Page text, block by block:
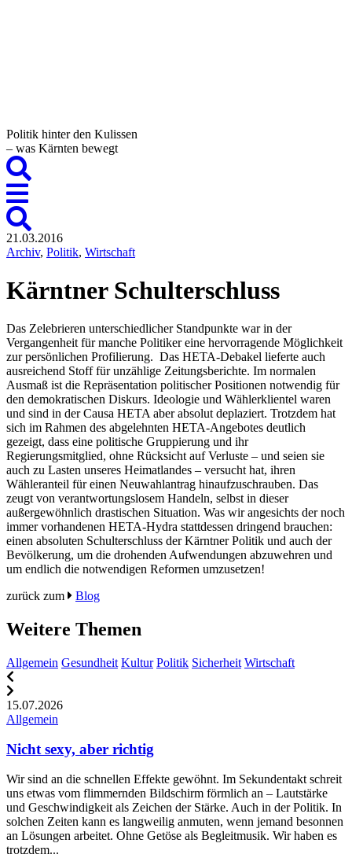
Politik hinter den Kulissen
– was Kärnten bewegt
21.03.2016
Archiv, Politik, Wirtschaft
Kärntner Schulterschluss
Das Zelebrieren unterschiedlicher Standpunkte war in der
Vergangenheit für manche Politiker eine hervorragende Möglichkeit
zur persönlichen Profilierung. Das HETA-Debakel lieferte auch
ausreichend Stoff für unzählige Zeitungsberichte. Im normalen
Ausmaß ist die Repräsentation politischer Positionen notwendig für
den demokratischen Diskurs. Ideologie und Wählerklientel waren
und sind in der Causa HETA aber absolut deplaziert. Trotzdem hat
sich im Rahmen des abgelehnten HETA-Angebotes deutlich
gezeigt, dass eine politische Gruppierung und ihr
Regierungsmitglied, ohne Rücksicht auf Verluste – und seien sie
auch zu Lasten unseres Heimatlandes – versucht hat, ihren
Wähleranteil für einen Neuwahlantrag hinaufzuschrauben. Das
zeugt von verantwortungslosem Handeln, selbst in dieser
außergewöhnlich drastischen Situation. Was wir angesichts der noch
immer vorhandenen HETA-Hydra stattdessen dringend brauchen:
einen absoluten Schulterschluss der Kärntner Politik und auch der
Bevölkerung, um die drohenden Aufwendungen abzuwehren und
um endlich die notwendigen Reformen umzusetzen!
zurück zum
Blog
Weitere Themen
Allgemein Gesundheit Kultur Politik Sicherheit Wirtschaft
15.07.2026
Allgemein
Nicht sexy, aber richtig
Wir sind an die schnellen Effekte gewöhnt. Im Sekundentakt schreit
uns etwas vom flimmernden Bildschirm förmlich an – Lautstärke
und Geschwindigkeit als Zeichen der Stärke. Auch in der Politik. In
solchen Zeiten kann es langweilig anmuten, wenn jemand besonnen
an Lösungen arbeitet. Ohne Getöse als Begleitmusik. Wir haben es
trotzdem...